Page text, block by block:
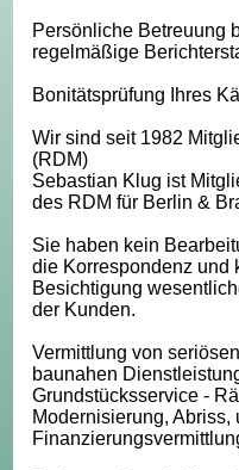
Persönliche Betreuung
regelmäßige
Bonitätsprüfung Ihres
Wir sind seit 1982
(RDM)
Sebastian Klug ist
des RDM für Berlin &
Sie haben kein
die Korrespondenz und
Besichtigung
der Kunden.
Vermittlung von
baunahen
Grundstücksservice -
Modernisierung, Abriss,